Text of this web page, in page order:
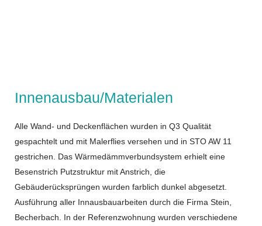
Innenausbau/Materialen
Alle Wand- und Deckenflächen wurden in Q3 Qualität
gespachtelt und mit Malerflies versehen und in STO AW 11
gestrichen. Das Wärmedämmverbundsystem erhielt eine
Besenstrich Putzstruktur mit Anstrich, die
Gebäuderücksprüngen wurden farblich dunkel abgesetzt.
Ausführung aller Innausbauarbeiten durch die Firma Stein,
Becherbach. In der Referenzwohnung wurden verschiedene